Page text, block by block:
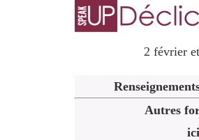
2 février
Autres
ici